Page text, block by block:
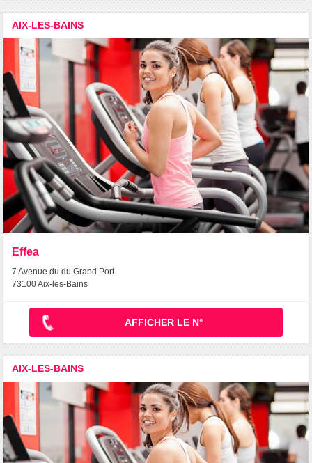
AIX-LES-BAINS
Effea
7 Avenue du du Grand Port
73100 Aix-les-Bains
AFFICHER LE N°
AIX-LES-BAINS